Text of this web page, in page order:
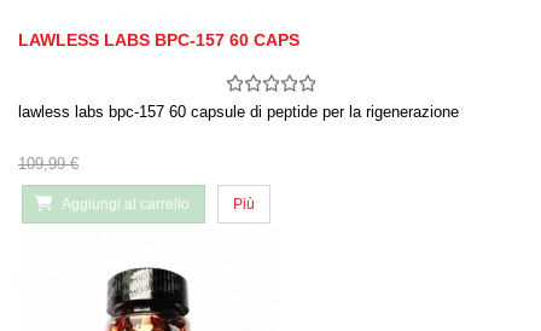
LAWLESS LABS BPC-157 60 CAPS
lawless labs bpc-157 60 capsule di peptide per la rigenerazione
109,99 €
Aggiungi al carrello Più